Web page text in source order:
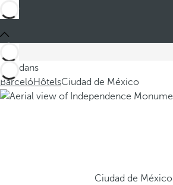
Ces dans
BarcelóHôtelsCiudad de México
Ciudad de México